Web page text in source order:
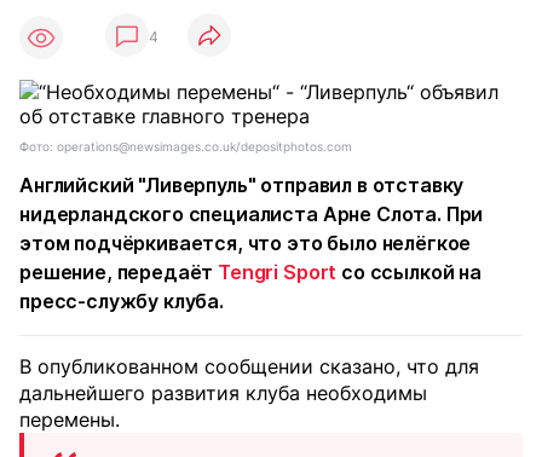
4
Фото: operations@newsimages.co.uk/depositphotos.com
Английский "Ливерпуль" отправил в отставку
нидерландского специалиста Арне Слота. При
этом подчёркивается, что это было нелёгкое
решение, передаёт Tengri Sport со ссылкой на
пресс-службу клуба.
В опубликованном сообщении сказано, что для
дальнейшего развития клуба необходимы
перемены.